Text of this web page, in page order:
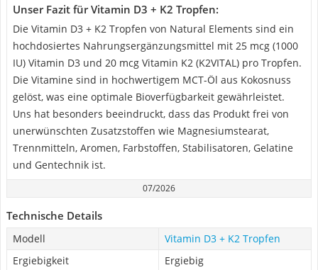
Unser Fazit für Vitamin D3 + K2 Tropfen:
Die Vitamin D3 + K2 Tropfen von Natural Elements sind ein
hochdosiertes Nahrungsergänzungsmittel mit 25 mcg (1000
IU) Vitamin D3 und 20 mcg Vitamin K2 (K2VITAL) pro Tropfen.
Die Vitamine sind in hochwertigem MCT-Öl aus Kokosnuss
gelöst, was eine optimale Bioverfügbarkeit gewährleistet.
Uns hat besonders beeindruckt, dass das Produkt frei von
unerwünschten Zusatzstoffen wie Magnesiumstearat,
Trennmitteln, Aromen, Farbstoffen, Stabilisatoren, Gelatine
und Gentechnik ist.
07/2026
Technische Details
Modell
Vitamin D3 + K2 Tropfen
Ergiebigkeit
Ergiebig